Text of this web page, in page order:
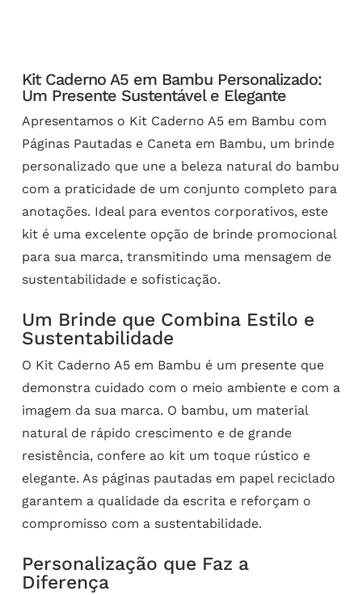
Kit Caderno A5 em Bambu Personalizado:
Um Presente Sustentável e Elegante
Apresentamos o Kit Caderno A5 em Bambu com
Páginas Pautadas e Caneta em Bambu, um brinde
personalizado que une a beleza natural do bambu
com a praticidade de um conjunto completo para
anotações. Ideal para eventos corporativos, este
kit é uma excelente opção de brinde promocional
para sua marca, transmitindo uma mensagem de
sustentabilidade e sofisticação.
Um Brinde que Combina Estilo e
Sustentabilidade
O Kit Caderno A5 em Bambu é um presente que
demonstra cuidado com o meio ambiente e com a
imagem da sua marca. O bambu, um material
natural de rápido crescimento e de grande
resistência, confere ao kit um toque rústico e
elegante. As páginas pautadas em papel reciclado
garantem a qualidade da escrita e reforçam o
compromisso com a sustentabilidade.
Personalização que Faz a
Diferença